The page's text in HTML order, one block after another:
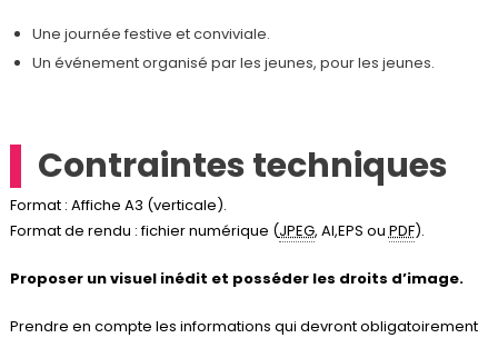
Une journée festive et conviviale.
Un événement organisé par les jeunes, pour les jeunes.
Contraintes techniques
Format : Affiche A3 (verticale).
Format de rendu : fichier numérique (JPEG, AI,EPS ou PDF).
Proposer un visuel inédit et posséder les droits d’image.
Prendre en compte les informations qui devront obligatoirement